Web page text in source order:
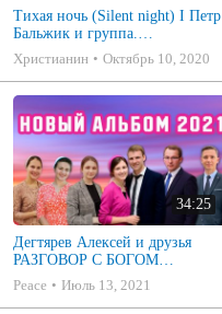
Тихая ночь (Silent night) I Петр
Бальжик и группа.
Инструментальное
произведение
Христианин Октябрь 10, 2020
34:25
Дегтярев Алексей и друзья
РАЗГОВОР С БОГОМ
Христианские песни МСЦ ЕХБ
2021 (7я)
Peace Июль 13, 2021